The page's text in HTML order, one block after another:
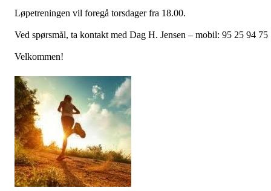
Løpetreningen vil foregå torsdager fra 18.00.
Ved spørsmål, ta kontakt med Dag H. Jensen – mobil: 95 25 94 75
Velkommen!